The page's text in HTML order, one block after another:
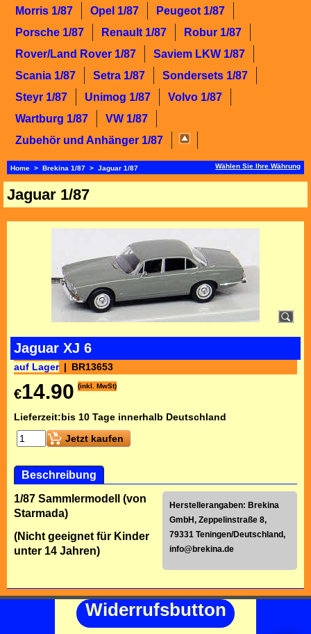
Morris 1/87
Opel 1/87
Peugeot 1/87
Porsche 1/87
Renault 1/87
Robur 1/87
Rover/Land Rover 1/87
Saviem LKW 1/87
Scania 1/87
Setra 1/87
Sondersets 1/87
Steyr 1/87
Unimog 1/87
Volvo 1/87
Wartburg 1/87
VW 1/87
Zubehör und Anhänger 1/87
Home > Brekina 1/87 > Jaguar 1/87 Wählen Sie Ihre Währung
Jaguar 1/87
Jaguar XJ 6
auf Lager BR13653
€14.90 (inkl. MwSt)
Lieferzeit:bis 10 Tage innerhalb Deutschland
Jetzt kaufen
Beschreibung
Herstellerangaben: Brekina
GmbH, Zeppelinstraße 8,
79331 Teningen/Deutschland,
info@brekina.de
1/87 Sammlermodell (von
Starmada)
(Nicht geeignet für Kinder
unter 14 Jahren)
Widerrufsbutton